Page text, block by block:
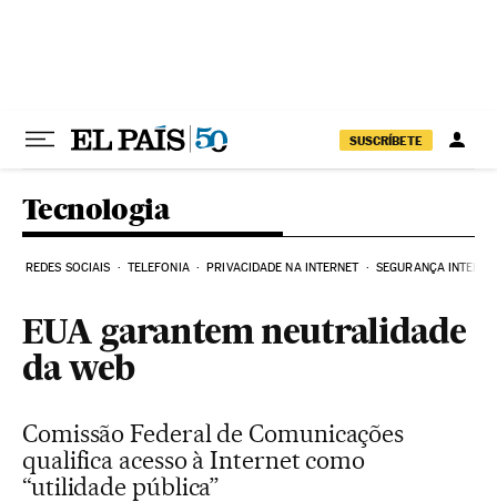
SUSCRÍBETE
Tecnologia
REDES SOCIAIS TELEFONIA PRIVACIDADE NA INTERNET SEGURANÇA
EUA garantem neutralidade
da web
Comissão Federal de Comunicações
qualifica acesso à Internet como
“utilidade pública”